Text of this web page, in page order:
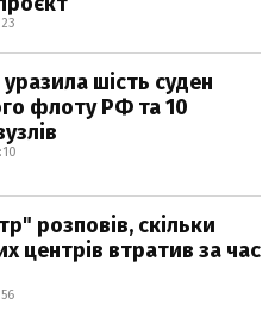
уразила шість суден
флоту РФ та 10
розповів, скільки
центрів втратив за час